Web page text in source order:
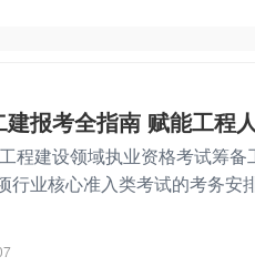
报考全指南 赋能工程
程建设领域执业资格考试筹备
行业核心准入类考试的考务安